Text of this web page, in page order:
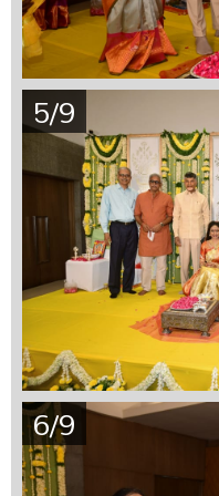
5/9
6/9